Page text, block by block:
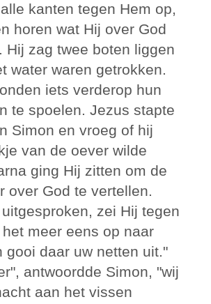
kanten tegen Hem op,
horen wat Hij over God
Hij zag twee boten liggen
water waren getrokken.
iets verderop hun
te spoelen. Jezus stapte
Simon en vroeg of hij
van de oever wilde
ging Hij zitten om de
over God te vertellen.
zei Hij tegen
meer eens op naar
gooi daar uw netten uit."
antwoordde Simon, "wij
aan het vissen